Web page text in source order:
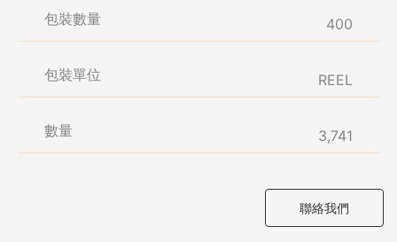
包裝數量 400
包裝單位 REEL
數量 3,741
聯絡我們